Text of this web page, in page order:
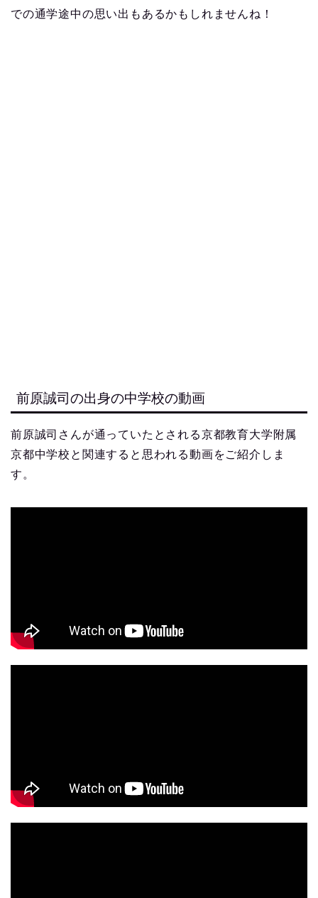
での通学途中の思い出もあるかもしれませんね！
前原誠司の出身の中学校の動画
前原誠司さんが通っていたとされる京都教育大学附属
京都中学校と関連すると思われる動画をご紹介しま
す。